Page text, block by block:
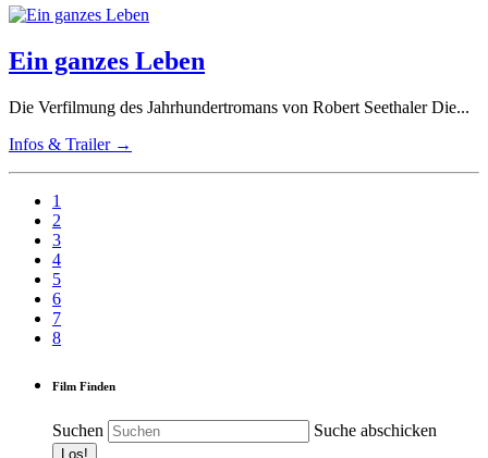
Ein ganzes Leben
Die Verfilmung des Jahrhundertromans von Robert Seethaler Die...
Infos & Trailer →
1
2
3
4
5
6
7
8
Film Finden
Suchen Suche abschicken